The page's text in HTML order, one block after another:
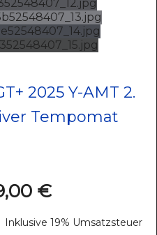
2025 Y-AMT 2.
Tempomat
€
Inklusive 19% Umsatzsteuer